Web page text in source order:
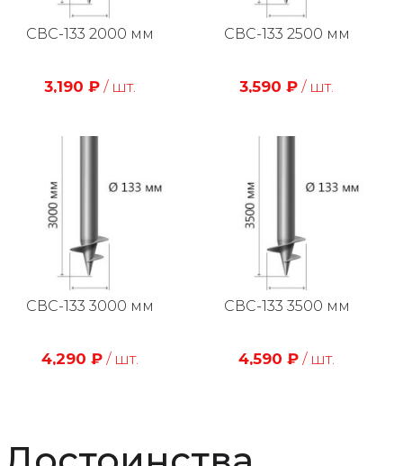
СВС-133 2000 мм
3,190 ₽ / шт.
СВС-133 2500 мм
3,590 ₽ / шт.
СВС-133 3000 мм
4,290 ₽ / шт.
СВС-133 3500 мм
4,590 ₽ / шт.